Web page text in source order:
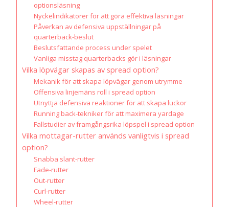
optionsläsning
Nyckelindikatorer för att göra effektiva läsningar
Påverkan av defensiva uppställningar på
quarterback-beslut
Beslutsfattande process under spelet
Vanliga misstag quarterbacks gör i läsningar
Vilka löpvägar skapas av spread option?
Mekanik för att skapa löpvägar genom utrymme
Offensiva linjemäns roll i spread option
Utnyttja defensiva reaktioner för att skapa luckor
Running back-tekniker för att maximera yardage
Fallstudier av framgångsrika löpspel i spread option
Vilka mottagar-rutter används vanligtvis i spread
option?
Snabba slant-rutter
Fade-rutter
Out-rutter
Curl-rutter
Wheel-rutter